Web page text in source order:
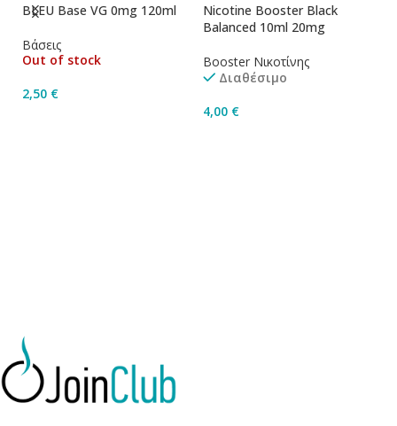
BLEU Base VG 0mg 120ml
Βάσεις
Out of stock
2,50 €
Nicotine Booster Black
Balanced 10ml 20mg
Booster Νικοτίνης
Διαθέσιμο
4,00 €